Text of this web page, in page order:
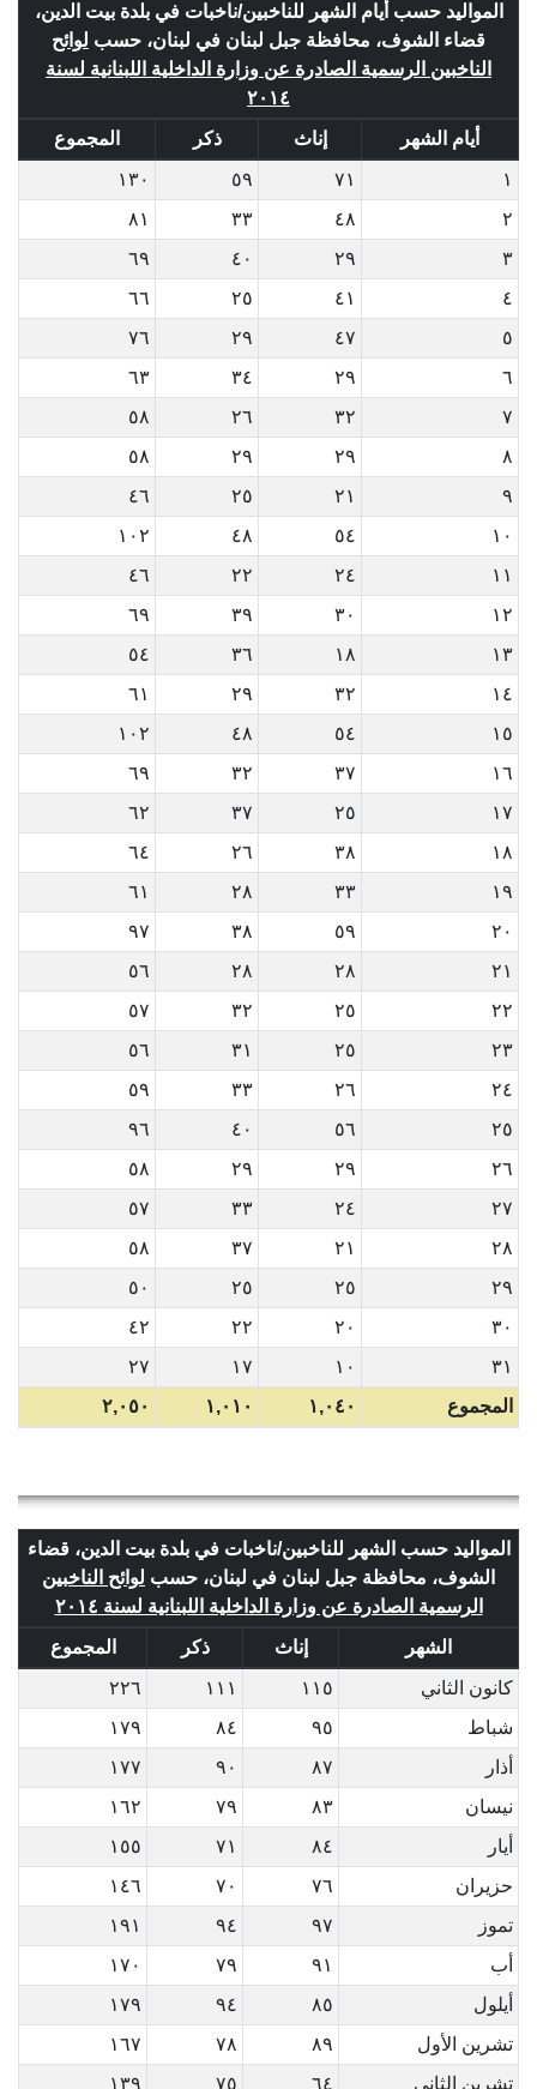
المواليد حسب أيام الشهر للناخبين/ناخبات في بلدة بيت الدين،
قضاء الشوف، محافظة جبل لبنان في لبنان، حسب لوائح
الناخبين الرسمية الصادرة عن وزارة الداخلية اللبنانية لسنة
٢٠١٤
أيام الشهر
إناث ذكر
المجموع
١
٧١ ٥٩
١٣٠
٢
٤٨ ٣٣
٨١
٣
٢٩ ٤٠
٦٩
٤
٤١ ٢٥
٦٦
٥
٤٧ ٢٩
٧٦
٦
٢٩ ٣٤
٦٣
٧
٣٢ ٢٦
٥٨
٨
٢٩ ٢٩
٥٨
٩
٢١ ٢٥
٤٦
١٠
٥٤ ٤٨
١٠٢
١١
٢٤ ٢٢
٤٦
١٢
٣٠ ٣٩
٦٩
١٣
١٨ ٣٦
٥٤
١٤
٣٢ ٢٩
٦١
١٥
٥٤ ٤٨
١٠٢
١٦
٣٧ ٣٢
٦٩
١٧
٢٥ ٣٧
٦٢
١٨
٣٨ ٢٦
٦٤
١٩
٣٣ ٢٨
٦١
٢٠
٥٩ ٣٨
٩٧
٢١
٢٨ ٢٨
٥٦
٢٢
٢٥ ٣٢
٥٧
٢٣
٢٥ ٣١
٥٦
٢٤
٢٦ ٣٣
٥٩
٢٥
٥٦ ٤٠
٩٦
٢٦
٢٩ ٢٩
٥٨
٢٧
٢٤ ٣٣
٥٧
٢٨
٢١ ٣٧
٥٨
٢٩
٢٥ ٢٥
٥٠
٣٠
٢٠ ٢٢
٤٢
٣١
١٠ ١٧
٢٧
المجموع
١,٠٤٠ ١,٠١٠ ٢,٠٥٠
المواليد حسب الشهر للناخبين/ناخبات في بلدة بيت الدين، قضاء
الشوف، محافظة جبل لبنان في لبنان، حسب لوائح الناخبين
الرسمية الصادرة عن وزارة الداخلية اللبنانية لسنة ٢٠١٤
الشهر
إناث ذكر
المجموع
كانون الثاني
١١٥ ١١١
٢٢٦
شباط
٩٥ ٨٤
١٧٩
أذار
٨٧ ٩٠
١٧٧
نيسان
٨٣ ٧٩
١٦٢
أيار
٨٤ ٧١
١٥٥
حزيران
٧٦ ٧٠
١٤٦
تموز
٩٧ ٩٤
١٩١
أب
٩١ ٧٩
١٧٠
أيلول
٨٥ ٩٤
١٧٩
تشرين الأول
٨٩ ٧٨
١٦٧
تشرين الثاني
٦٤ ٧٥ ١٣٩